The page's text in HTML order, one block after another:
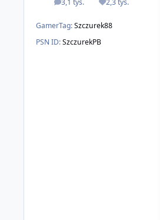
3,1 tys.
odpowiedzi2,3 tys.
Reputacja
GamerTag:Szczurek88
PSN ID:SzczurekPB